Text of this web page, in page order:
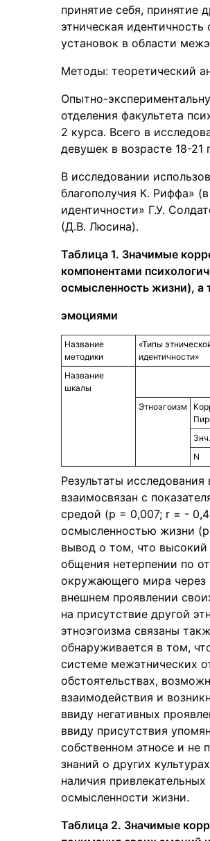
принятие себя, принятие
этническая
установок в области
Методы: теоретический
Опытно-
отделения факультета
2 курса. Всего в
девушек в возрасте 18-21
В исследовании
благополучия К. Риффа»
идентичности» Г.У.
(Д.В. Люсина).
Таблица 1. Значимые
компонентами
осмысленность жизни), а
эмоциями
Название
методики
«Типы
идентичности»
Название
шкалы
Этноэгоизм
N
Результаты
взаимосвязан с
средой (p = 0,007; r = -
осмысленностью жизни
вывод о том, что
общения нетерпении по
окружающего мира через
внешнем проявлении
на присутствие другой
этноэгоизма связаны
обнаруживается в том,
системе межэтнических
обстоятельствах,
взаимодействия и
ввиду негативных
ввиду присутствия
собственном этносе и не
знаний о других
наличия
осмысленности жизни.
Таблица 2. Значимые